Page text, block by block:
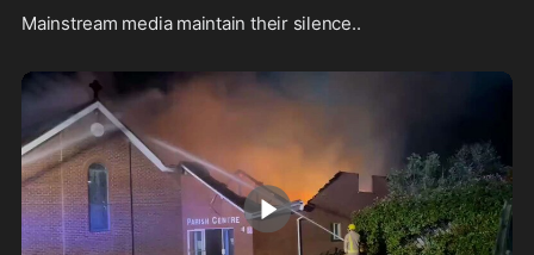
Mainstream media maintain their silence..